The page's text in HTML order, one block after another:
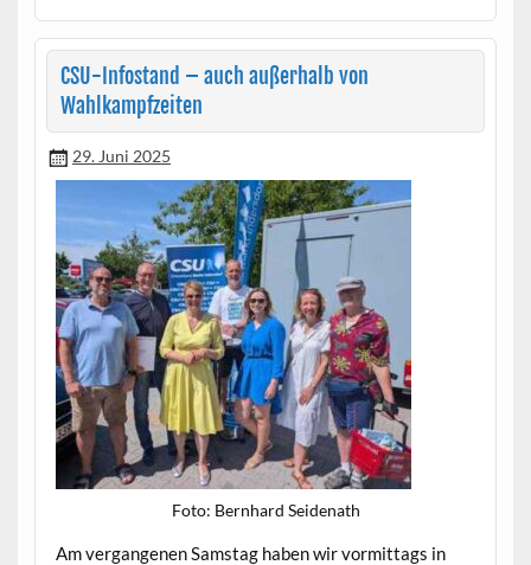
CSU-Infostand – auch außerhalb von
Wahlkampfzeiten
29. Juni 2025
Foto: Bern­hard Seidenath
Am ver­gan­genen Sam­stag haben wir vor­mit­tags in